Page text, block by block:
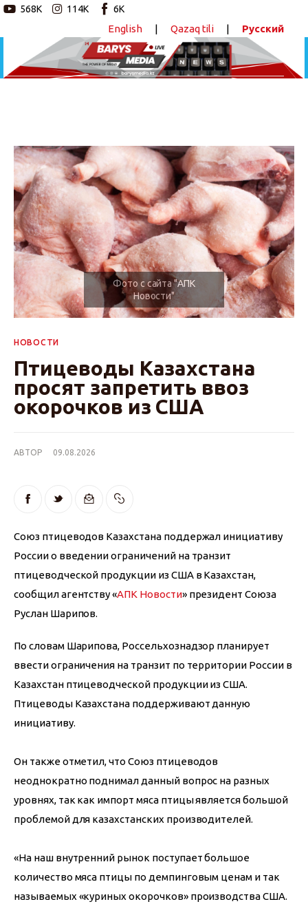
568K 114K 6K
English | Qazaq tili | Русский
ПОДЕЛИТЬСЯ
Новостной портал
Новости
Статьи
Видео
Barys Sport
НОВОСТИ
Птицеводы Казахстана
просят запретить ввоз
окорочков из США
АВТОР 09.08.2026
Союз птицеводов Казахстана поддержал инициативу
России о введении ограничений на транзит
птицеводческой продукции из США в Казахстан,
сообщил агентству «АПК Новости» президент Союза
Руслан Шарипов.
По словам Шарипова, Россельхознадзор планирует
ввести ограничения на транзит по территории России в
Казахстан птицеводческой продукции из США.
Птицеводы Казахстана поддерживают данную
инициативу.
Он также отметил, что Союз птицеводов
неоднократно поднимал данный вопрос на разных
уровнях, так как импорт мяса птицы является большой
проблемой для казахстанских производителей.
«На наш внутренний рынок поступает большое
количество мяса птицы по демпинговым ценам и так
называемых «куриных окорочков» производства США.